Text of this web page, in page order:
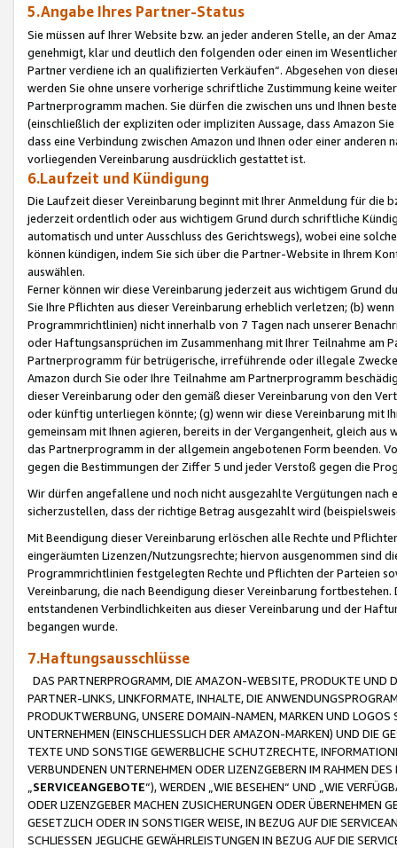
5.Angabe Ihres Partner-Status
Sie müssen auf Ihrer Website bzw. an jeder anderen Stelle, an der
genehmigt, klar und deutlich den folgenden oder einen im
Partner verdiene ich an qualifizierten Verkäufen“. Abgesehen von
werden Sie ohne unsere vorherige schriftliche Zustimmung keine
Partnerprogramm machen. Sie dürfen die zwischen uns und Ihnen
(einschließlich der expliziten oder impliziten Aussage, dass Amazon
dass eine Verbindung zwischen Amazon und Ihnen oder einer
vorliegenden Vereinbarung ausdrücklich gestattet ist.
6.Laufzeit und Kündigung
Die Laufzeit dieser Vereinbarung beginnt mit Ihrer Anmeldung für die
jederzeit ordentlich oder aus wichtigem Grund durch schriftliche
automatisch und unter Ausschluss des Gerichtswegs), wobei eine
können kündigen, indem Sie sich über die Partner-Website in Ihrem
auswählen.
Ferner können wir diese Vereinbarung jederzeit aus wichtigem Grund
Sie Ihre Pflichten aus dieser Vereinbarung erheblich verletzen; (b)
Programmrichtlinien) nicht innerhalb von 7 Tagen nach unserer
oder Haftungsansprüchen im Zusammenhang mit Ihrer Teilnahme am
Partnerprogramm für betrügerische, irreführende oder illegale
Amazon durch Sie oder Ihre Teilnahme am Partnerprogramm
dieser Vereinbarung oder den gemäß dieser Vereinbarung von den
oder künftig unterliegen könnte; (g) wenn wir diese Vereinbarung mit
gemeinsam mit Ihnen agieren, bereits in der Vergangenheit, gleich
das Partnerprogramm in der allgemein angebotenen Form beenden.
gegen die Bestimmungen der Ziffer 5 und jeder Verstoß gegen die
Wir dürfen angefallene und noch nicht ausgezahlte Vergütungen
sicherzustellen, dass der richtige Betrag ausgezahlt wird
Mit Beendigung dieser Vereinbarung erlöschen alle Rechte und
eingeräumten Lizenzen/Nutzungsrechte; hiervon ausgenommen sind
Programmrichtlinien festgelegten Rechte und Pflichten der Parteien
Vereinbarung, die nach Beendigung dieser Vereinbarung
entstandenen Verbindlichkeiten aus dieser Vereinbarung und der
begangen wurde.
7.Haftungsausschlüsse
DAS PARTNERPROGRAMM, DIE AMAZON-WEBSITE, PRODUKTE UND
PARTNER-LINKS, LINKFORMATE, INHALTE, DIE
PRODUKTWERBUNG, UNSERE DOMAIN-NAMEN, MARKEN UND
UNTERNEHMEN (EINSCHLIESSLICH DER AMAZON-MARKEN) UND DIE
TEXTE UND SONSTIGE GEWERBLICHE SCHUTZRECHTE,
VERBUNDENEN UNTERNEHMEN ODER LIZENZGEBERN IM RAHMEN
SERVICEANGEBOTE“), WERDEN „WIE BESEHEN“ UND „WIE
ODER LIZENZGEBER MACHEN ZUSICHERUNGEN ODER ÜBERNEHMEN
GESETZLICH ODER IN SONSTIGER WEISE, IN BEZUG AUF DIE
SCHLIESSEN JEGLICHE GEWÄHRLEISTUNGEN IN BEZUG AUF DIE